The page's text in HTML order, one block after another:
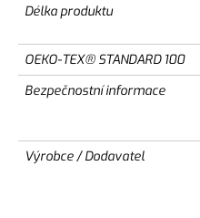
Délka produktu
OEKO-TEX® STANDARD 100
Bezpečnostní informace
Výrobce / Dodavatel